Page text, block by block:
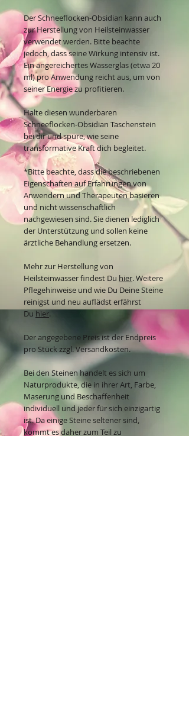
Der Schneeflocken-Obsidian kann auch
zur Herstellung von Heilsteinwasser
verwendet werden. Bitte beachte
jedoch, dass seine Wirkung intensiv ist.
Ein angereichertes Wasserglas (etwa 20
ml) pro Anwendung reicht aus, um von
seiner Energie zu profitieren.
Halte diesen wunderbaren
Schneeflocken-Obsidian Taschenstein
bei dir und spüre, wie seine
transformative Kraft dich begleitet.
*Bitte beachte, dass die beschriebenen
Eigenschaften auf Erfahrungen von
Anwendern und Therapeuten basieren
und nicht wissenschaftlich
nachgewiesen sind. Sie dienen lediglich
der Unterstützung und sollen keine
ärztliche Behandlung ersetzen.
Mehr zur Herstellung von
Heilsteinwasser findest Du hier. Weitere
Pflegehinweise und wie Du Deine Steine
reinigst und neu auflädst erfährst
Du hier.
Der angegebene Preis ist der Endpreis
pro Stück zzgl. Versandkosten.
Bei den Steinen handelt es sich um
Naturprodukte, die in ihrer Art, Farbe,
Maserung und Beschaffenheit
individuell und jeder für sich einzigartig
ist. Da einige Steine seltener sind,
kommt es daher zum Teil zu